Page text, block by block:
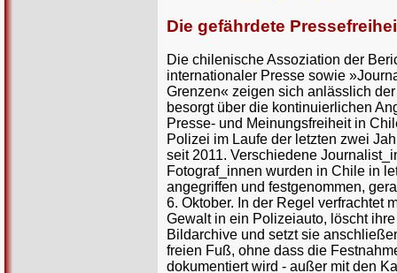
Die gefährdete
Die chilenische Assoziation der
internationaler Presse sowie
Grenzen« zeigen sich anlässlich
besorgt über die kontinuierlichen
Presse- und Meinungsfreiheit in
Polizei im Laufe der letzten zwei
seit 2011. Verschiedene
Fotograf_innen wurden in Chile in
angegriffen und festgenommen,
6. Oktober. In der Regel verfrachtet
Gewalt in ein Polizeiauto, löscht ihre
Bildarchive und setzt sie
freien Fuß, ohne dass die
dokumentiert wird - außer mit den